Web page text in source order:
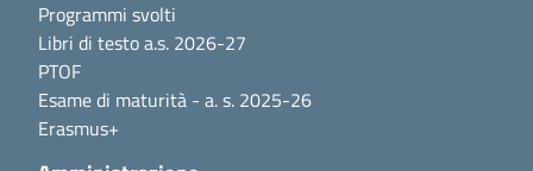
Programmi svolti
Libri di testo a.s. 2026-27
PTOF
Esame di maturità - a. s. 2025-26
Erasmus+